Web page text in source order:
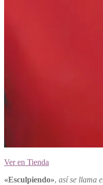
Ver en Tienda
«Esculpiendo», así se llama